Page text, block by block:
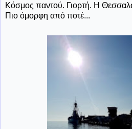
Κόσμος παντού. Γιορτή. Η
Πιο όμορφη από ποτέ...